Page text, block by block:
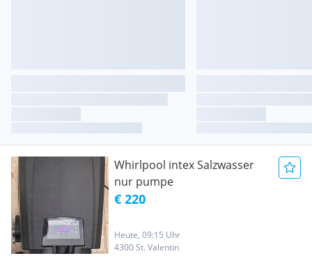
Whirlpool intex Salzwasser
nur pumpe
€ 220
Heute, 09:15 Uhr
4300 St. Valentin